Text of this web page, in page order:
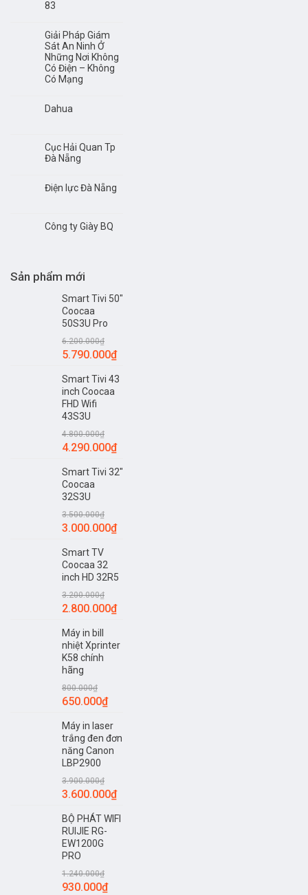
83
Giải Pháp Giám
Sát An Ninh Ở
Những Nơi Không
Có Điện – Không
Có Mạng
Dahua
Cục Hải Quan Tp
Đà Nẵng
Điện lực Đà Nẵng
Công ty Giày BQ
Sản phẩm mới
Smart Tivi 50"
Coocaa
50S3U Pro
6.200.000₫
5.790.000₫
Smart Tivi 43
inch Coocaa
FHD Wifi
43S3U
4.800.000₫
4.290.000₫
Smart Tivi 32"
Coocaa
32S3U
3.500.000₫
3.000.000₫
Smart TV
Coocaa 32
inch HD 32R5
3.200.000₫
2.800.000₫
Máy in bill
nhiệt Xprinter
K58 chính
hãng
800.000₫
650.000₫
Máy in laser
trắng đen đơn
năng Canon
LBP2900
3.900.000₫
3.600.000₫
BỘ PHÁT WIFI
RUIJIE RG-
EW1200G
PRO
1.240.000₫
930.000₫